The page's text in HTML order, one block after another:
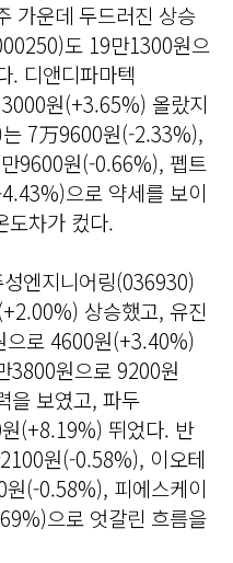
가운데 두드러진 상승
도 19만1300원으
. 디앤디파마텍
원(+3.65%) 올랐지
7万9600원(-2.33%),
9600원(-0.66%), 펩트
으로 약세를 보이
도차가 컸다.
엔지니어링(036930)
상승했고, 유진
로 4600원(+3.40%)
3800원으로 9200원
을 보였고, 파두
(+8.19%) 뛰었다. 반
원(-0.58%), 이오테
(-0.58%), 피에스케이
으로 엇갈린 흐름을